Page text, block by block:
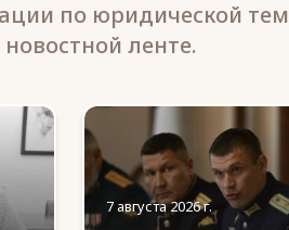
по юридической
ленте.
7 августа 2026 г.